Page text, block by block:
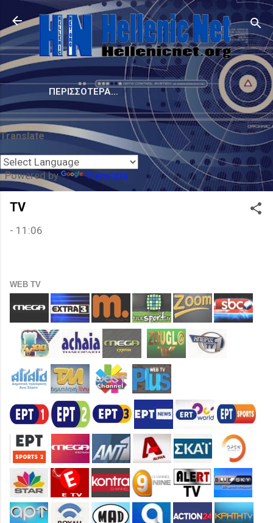
Μετάβαση στο κύριο περιεχόμενο
ΠΕΡΙΣΣΌΤΕΡΑ…
Translate
Powered by Translate
TV
- 11:06
WEB TV